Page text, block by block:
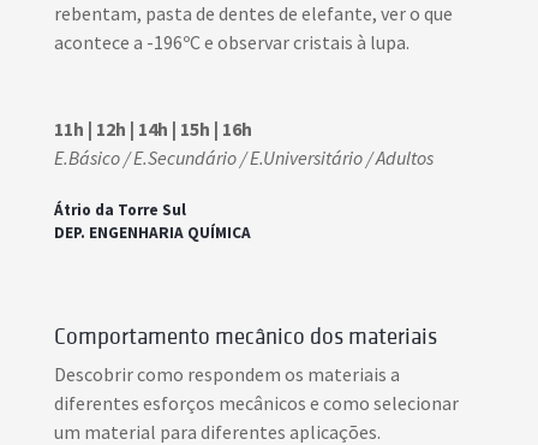
rebentam, pasta de dentes de elefante, ver o que
acontece a -196ºC e observar cristais à lupa.
11h | 12h | 14h | 15h | 16h
E.Básico / E.Secundário / E.Universitário / Adultos
Átrio da Torre Sul
DEP. ENGENHARIA QUÍMICA
Comportamento mecânico dos materiais
Descobrir como respondem os materiais a
diferentes esforços mecânicos e como selecionar
um material para diferentes aplicações.